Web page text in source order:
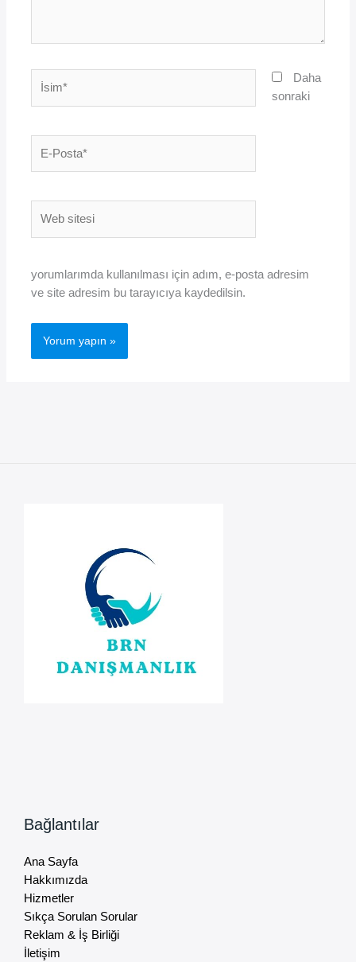
Posta*
sitesi
Daha
sonraki
yorumlarımda kullanılması için adım, e-posta adresim
ve site adresim bu tarayıcıya kaydedilsin.
Bağlantılar
Ana Sayfa
Hakkımızda
Hizmetler
Sıkça Sorulan Sorular
Reklam & İş Birliği
İletişim